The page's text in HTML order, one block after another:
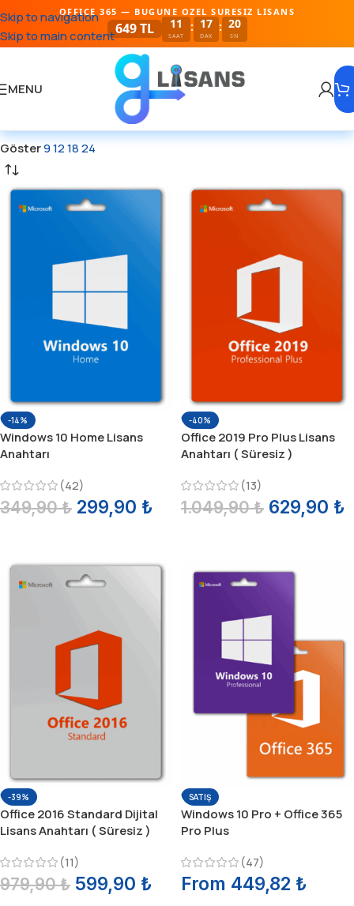
Skip to navigation
Skip to main content
OFFICE 365 — BUGUNE OZEL SURESIZ LISANS
649 TL 11
SAAT
: 17
DAK
: 20
SN
MENU
Göster9121824
-14%
Windows 10 Home Lisans
Anahtarı
(42)
349,90₺ 299,90 ₺
-40%
Office 2019 Pro Plus Lisans
Anahtarı ( Süresiz )
(13)
1.049,90₺ 629,90 ₺
-39%
Office 2016 Standard Dijital
Lisans Anahtarı ( Süresiz )
(11)
979,90₺ 599,90 ₺
SATIŞ
Windows 10 Pro + Office 365
Pro Plus
(47)
From 449,82 ₺